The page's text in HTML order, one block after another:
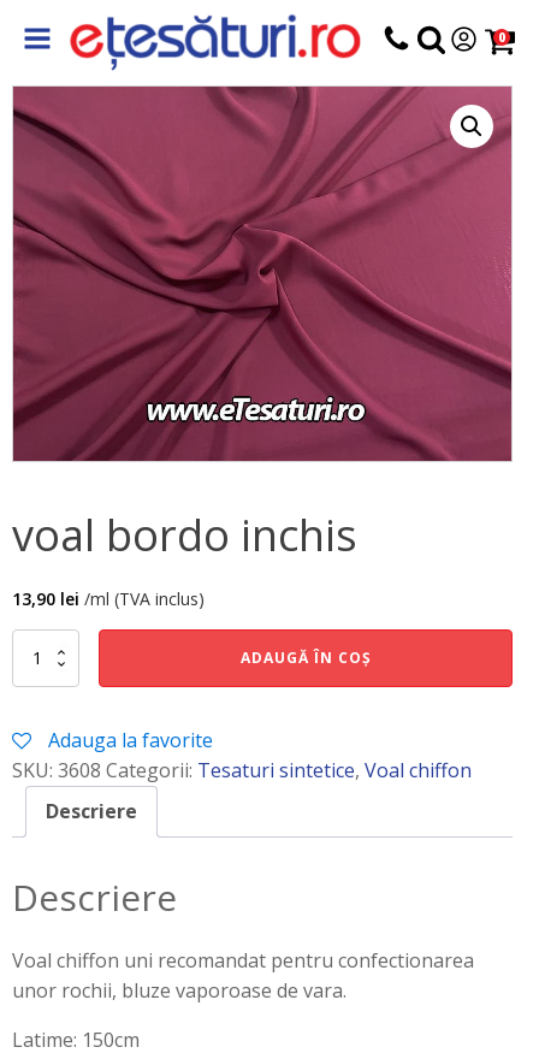
0
voal bordo inchis
13,90 lei /ml (TVA inclus)
Cantitate
ADAUGĂ ÎN COȘ
Adauga la favorite
SKU: 3608 Categorii: Tesaturi sintetice, Voal chiffon
Descriere
Descriere
Voal chiffon uni recomandat pentru confectionarea
unor rochii, bluze vaporoase de vara.
Latime: 150cm